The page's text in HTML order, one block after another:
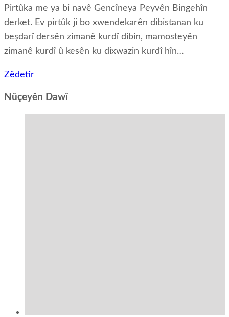
Pirtûka me ya bi navê Gencîneya Peyvên Bingehîn
derket. Ev pirtûk ji bo xwendekarên dibistanan ku
beşdarî dersên zimanê kurdî dibin, mamosteyên
zimanê kurdî û kesên ku dixwazin kurdî hîn…
Zêdetir
Nûçeyên Dawî